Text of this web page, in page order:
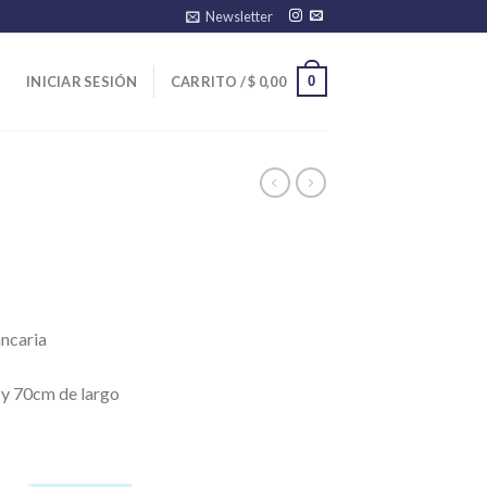
Newsletter
INICIAR SESIÓN CARRITO /$ 0,00 0
70cm de largo